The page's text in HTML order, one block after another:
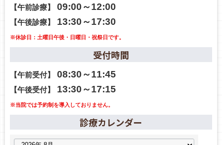
【午前診療】 09:00～12:00
【午後診療】 13:30～17:30
※休診日：土曜日午後・日曜日・祝祭日です。
受付時間
【午前受付】 08:30～11:45
【午後受付】 13:30～17:15
※当院では予約制を導入しておりません。
診療カレンダー